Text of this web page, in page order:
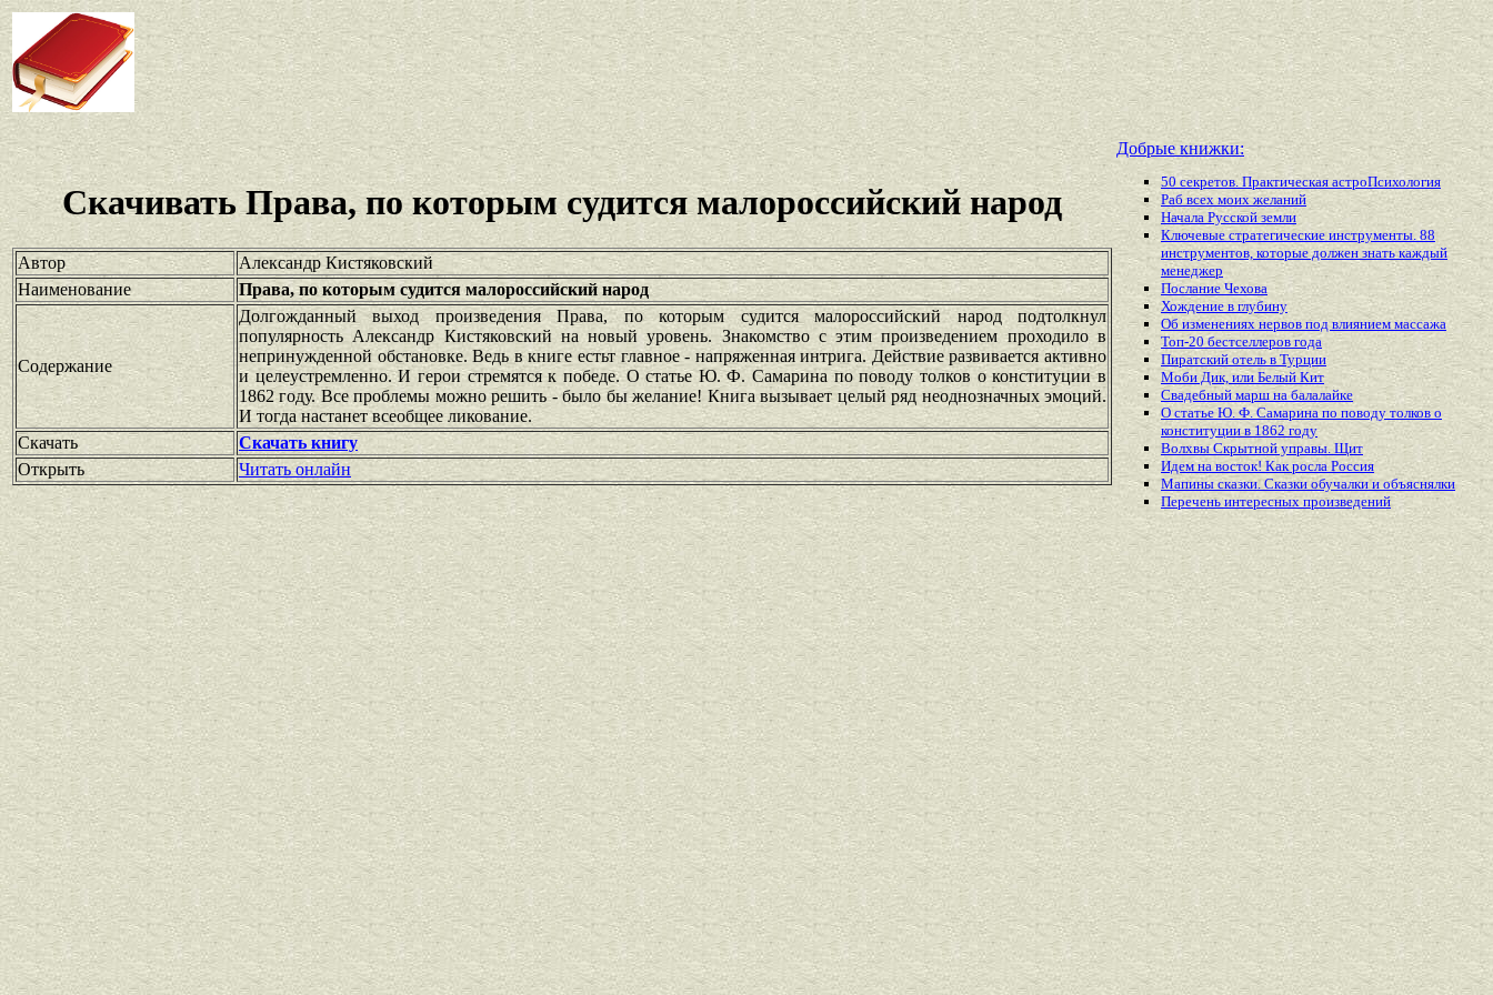
Скачивать Права, по которым судится малороссийский народ
Автор
Александр Кистяковский
Наименование
Права, по которым судится малороссийский народ
Содержание
Долгожданный выход произведения Права, по которым судится малороссийский народ подтолкнул
популярность Александр Кистяковский на новый уровень. Знакомство с этим произведением проходило в
непринужденной обстановке. Ведь в книге естьт главное - напряженная интрига. Действие развивается активно
и целеустремленно. И герои стремятся к победе. О статье Ю. Ф. Самарина по поводу толков о конституции в
1862 году. Все проблемы можно решить - было бы желание! Книга вызывает целый ряд неоднозначных эмоций.
И тогда настанет всеобщее ликование.
Скачать
Скачать книгу
Открыть
Читать онлайн
Добрые книжки:
50 секретов. Практическая астроПсихология
Раб всех моих желаний
Начала Русской земли
Ключевые стратегические инструменты. 88
инструментов, которые должен знать каждый
менеджер
Послание Чехова
Хождение в глубину
Об изменениях нервов под влиянием массажа
Топ-20 бестселлеров года
Пиратский отель в Турции
Моби Дик, или Белый Кит
Свадебный марш на балалайке
О статье Ю. Ф. Самарина по поводу толков о
конституции в 1862 году
Волхвы Скрытной управы. Щит
Идем на восток! Как росла Россия
Мапины сказки. Сказки обучалки и объяснялки
Переченьинтересныхпроизведений